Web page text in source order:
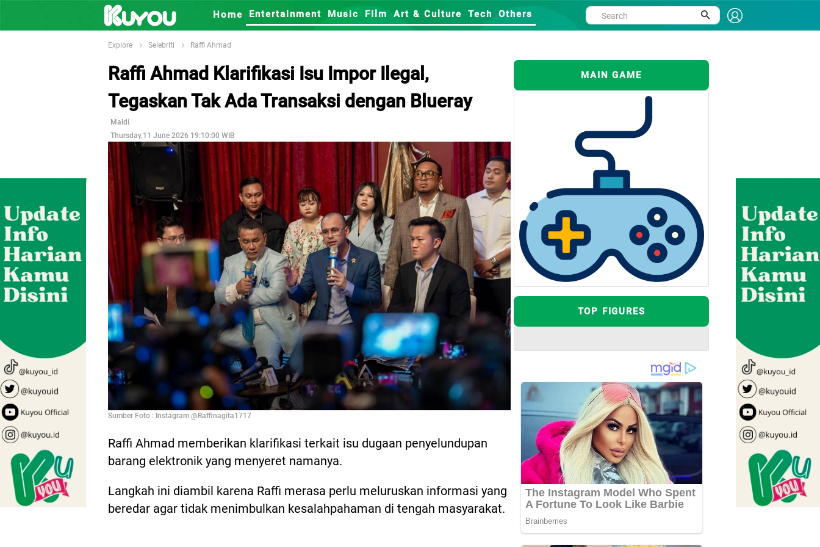
Home Entertainment Music FIlm Art & Culture Tech Others
Explore Selebriti Raffi Ahmad
Raffi Ahmad Klarifikasi Isu Impor Ilegal,
Tegaskan Tak Ada Transaksi dengan Blueray
Maldi
Thursday,11 June 2026 19:10:00 WIB
Sumber Foto : Instagram @Raffinagita1717
Raffi Ahmad memberikan klarifikasi terkait isu dugaan penyelundupan
barang elektronik yang menyeret namanya.
Langkah ini diambil karena Raffi merasa perlu meluruskan informasi yang
beredar agar tidak menimbulkan kesalahpahaman di tengah masyarakat.
MAIN GAME
TOP FIGURES